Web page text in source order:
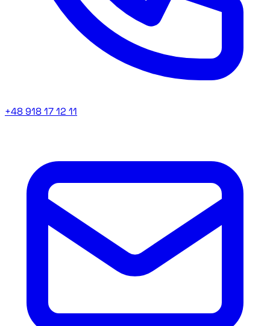
+48 918 17 12 11